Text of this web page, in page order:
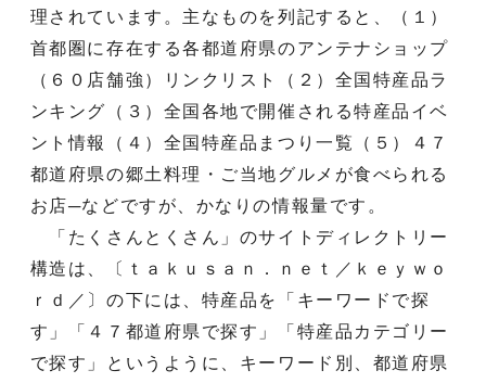
理されています。主なものを列記すると、（１）
首都圏に存在する各都道府県のアンテナショップ
（６０店舗強）リンクリスト（２）全国特産品ラ
ンキング（３）全国各地で開催される特産品イベ
ント情報（４）全国特産品まつり一覧（５）４７
都道府県の郷土料理・ご当地グルメが食べられる
お店─などですが、かなりの情報量です。
「たくさんとくさん」のサイトディレクトリー
構造は、〔ｔａｋｕｓａｎ．ｎｅｔ／ｋｅｙｗｏ
ｒｄ／〕の下には、特産品を「キーワードで探
す」「４７都道府県で探す」「特産品カテゴリー
で探す」というように、キーワード別、都道府県